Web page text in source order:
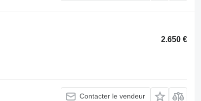
2.650 €
Contacter le vendeur